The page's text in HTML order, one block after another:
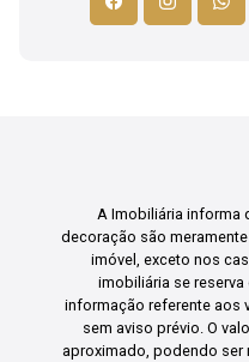
A Imobiliária informa
decoração são
imóvel, exceto nos
imobiliária se
informação referente aos
sem aviso prévio. O
aproximado, podendo ser